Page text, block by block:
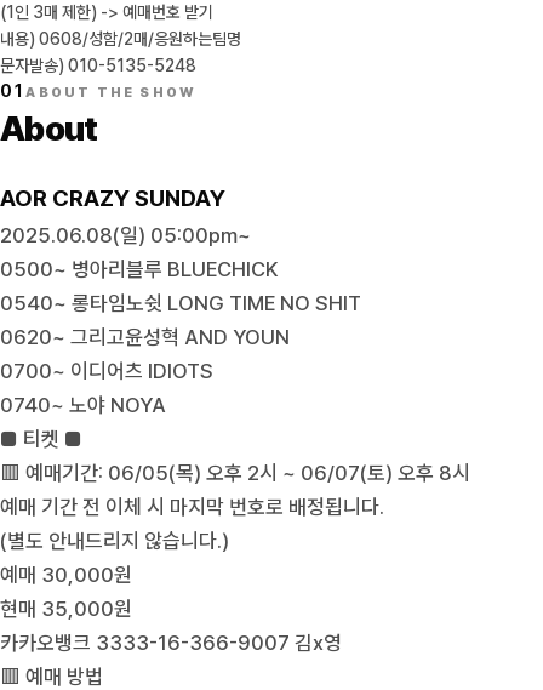
(1인 3매 제한) -> 예매번호 받기
내용) 0608/성함/2매/응원하는팀명
문자발송) 010-5135-5248
01ABOUT THE SHOW
About
AOR CRAZY SUNDAY
2025.06.08(일) 05:00pm~
0500~ 병아리블루 BLUECHICK
0540~ 롱타임노쉿 LONG TIME NO SHIT
0620~ 그리고윤성혁 AND YOUN
0700~ 이디어츠 IDIOTS
0740~ 노야 NOYA
■ 티켓 ■
🟥 예매기간: 06/05(목) 오후 2시 ~ 06/07(토) 오후 8시
예매 기간 전 이체 시 마지막 번호로 배정됩니다.
(별도 안내드리지 않습니다.)
예매 30,000원
현매 35,000원
카카오뱅크 3333-16-366-9007 김x영
🟥 예매 방법